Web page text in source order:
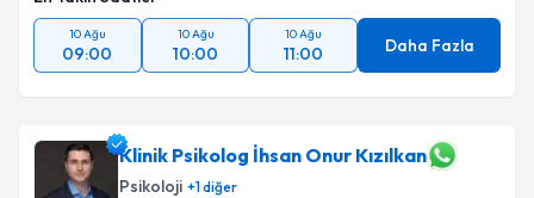
10 Ağu
09:00
10 Ağu
10:00
10 Ağu
11:00 Daha Fazla
Klinik Psikolog İhsan Onur Kızılkan
Psikoloji +1diğer